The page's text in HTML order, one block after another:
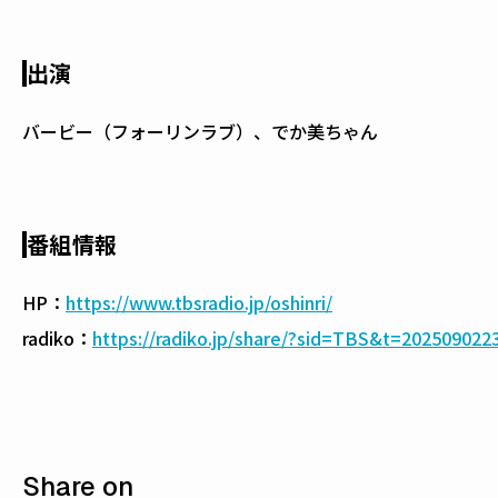
出演
バービー（フォーリンラブ）、でか美ちゃん
番組情報
HP： https://www.tbsradio.jp/oshinri/
radiko： https://radiko.jp/share/
Share on